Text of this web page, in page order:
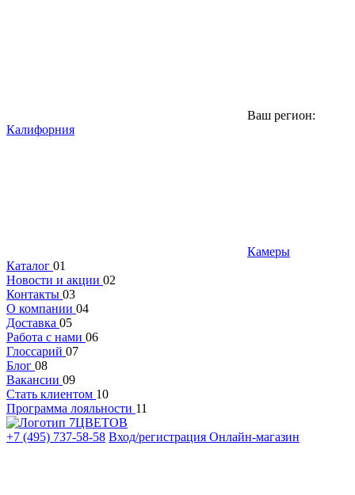
Ваш регион:
Калифорния
Камеры
Каталог 01
Новости и акции 02
Контакты 03
О компании 04
Доставка 05
Работа с нами 06
Глоссарий 07
Блог 08
Вакансии 09
Стать клиентом 10
Программа лояльности 11
+7 (495) 737-58-58 Вход/регистрация Онлайн-магазин